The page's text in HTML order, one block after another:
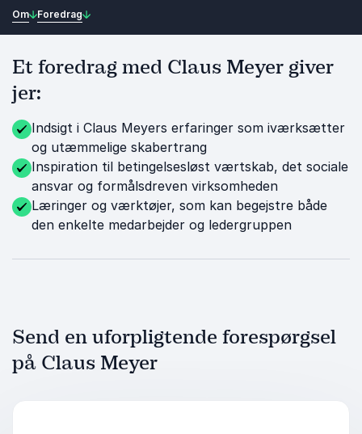
Om Foredrag
Et foredrag med Claus Meyer giver
jer:
Indsigt i Claus Meyers erfaringer som iværksætter
og utæmmelige skabertrang
Inspiration til betingelsesløst værtskab, det sociale
ansvar og formålsdreven virksomheden
Læringer og værktøjer, som kan begejstre både
den enkelte medarbejder og ledergruppen
Send en uforpligtende forespørgsel
på Claus Meyer